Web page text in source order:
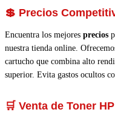
💲 Precios
Encuentra los mejores precios
nuestra tienda online.
cartucho que combina alto
superior. Evita gastos ocultos
🛒 Venta de Toner